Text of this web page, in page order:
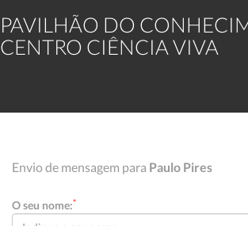
PAVILHÃO DO
CENTRO CIÊNCIA VIVA
Envio de mensagem para Paulo Pires
O seu nome:*